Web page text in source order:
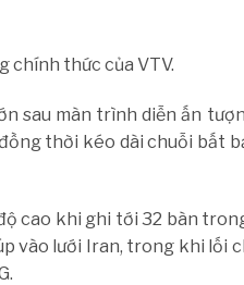
chính thức của VTV.
sau màn trình diễn ấn
thời kéo dài chuỗi bất
cao khi ghi tới 32 bàn
vào lưới Iran, trong khi lối